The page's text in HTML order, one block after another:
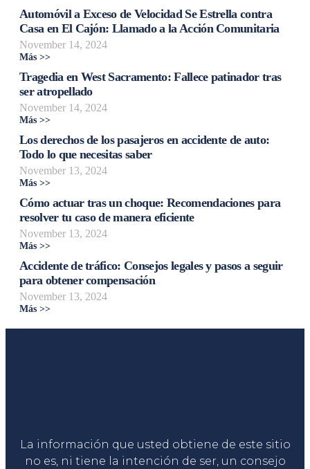
Automóvil a Exceso de Velocidad Se Estrella contra
Casa en El Cajón: Llamado a la Acción Comunitaria
November 14, 2024
Más >>
Tragedia en West Sacramento: Fallece patinador tras
ser atropellado
November 14, 2024
Más >>
Los derechos de los pasajeros en accidente de auto:
Todo lo que necesitas saber
November 13, 2024
Más >>
Cómo actuar tras un choque: Recomendaciones para
resolver tu caso de manera eficiente
November 13, 2024
Más >>
Accidente de tráfico: Consejos legales y pasos a seguir
para obtener compensación
November 13, 2024
Más >>
La información que usted obtiene de este sitio
no es, ni tiene la intención de ser, un consejo